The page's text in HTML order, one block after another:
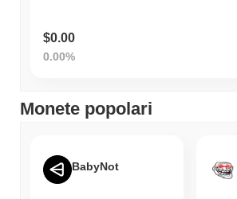
$0.00
0.00%
Monete popolari
BabyNot